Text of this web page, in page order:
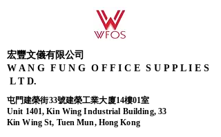
宏豐文儀有限公司
W A N G F U N G O F F I C E S U P P L I E S
L T D.
屯門建榮街33號建榮工業大廈14樓01室
Unit 1401, Kin Wing Industrial Building, 33
Kin Wing St, Tuen Mun, Hong Kong